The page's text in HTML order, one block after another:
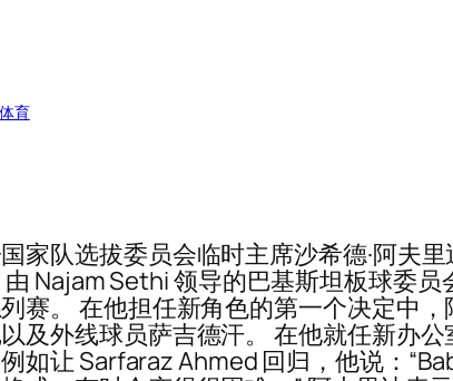
体育
家队选拔委员会临时主席沙希德·阿夫
Najam Sethi 领导的巴基斯坦板球委
赛。 在他担任新角色的第一个决定中
及外线球员萨吉德汗。 在他就任新办
如让 Sarfaraz Ahmed 回归，他说：